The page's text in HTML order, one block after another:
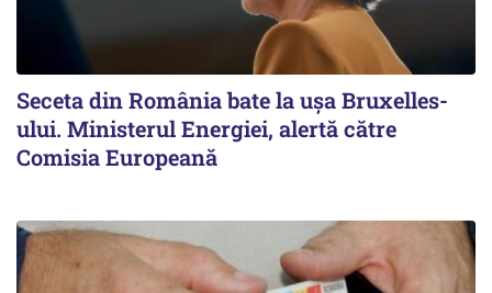
Seceta din România bate la ușa Bruxelles-
ului. Ministerul Energiei, alertă către
Comisia Europeană